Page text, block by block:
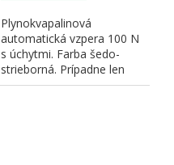
Plynokvapalinová
automatická vzpera 100 N
s úchytmi. Farba šedo-
strieborná. Prípadne len
pre alu-rámik pridať